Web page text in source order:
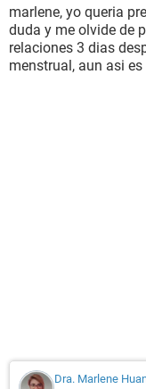
marlene, yo queria
duda y me olvide de
relaciones 3 dias
menstrual, aun asi
Dra. Marlene